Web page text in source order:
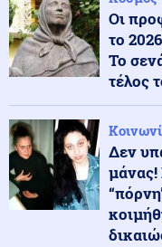
Κόσμος
Βρυχάται το
συνδέεται με
Κοινωνία
16χρονος
μετά από
Κοινωνία
Από κολόνες
Οι
το
Το
τέλος
Δεν
μάνας!